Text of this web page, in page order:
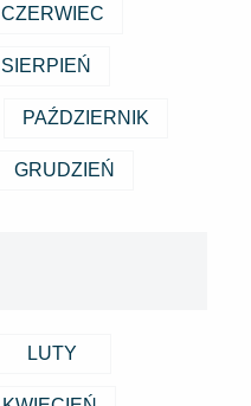
CZERWIEC
SIERPIEŃ
PAŹDZIERNIK
GRUDZIEŃ
LUTY